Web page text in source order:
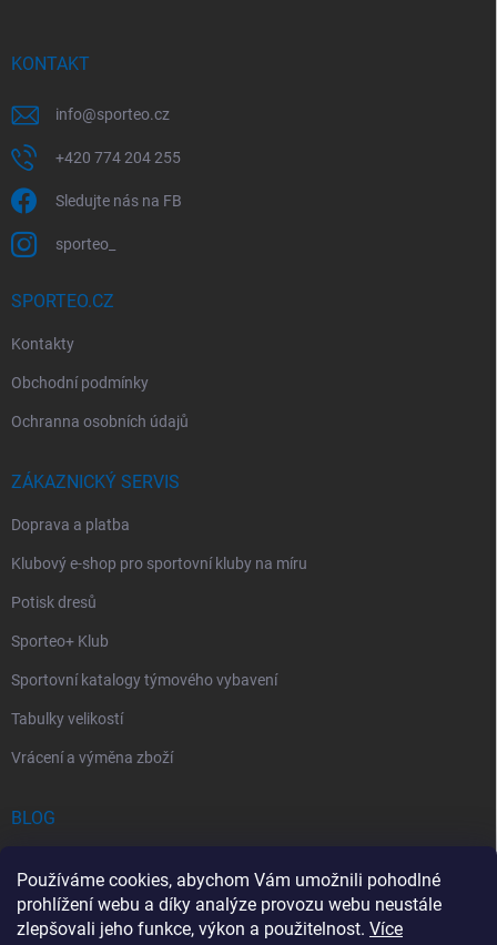
Používáme cookies, abychom Vám umožnili pohodlné
prohlížení webu a díky analýze provozu webu neustále
zlepšovali jeho funkce, výkon a použitelnost. Více
KONTAKT
info@sporteo.cz
+420 774 204 255
Sledujte nás na FB
sporteo_
SPORTEO.CZ
Kontakty
Obchodní podmínky
Ochranna osobních údajů
ZÁKAZNICKÝ SERVIS
Doprava a platba
Klubový e-shop pro sportovní kluby na míru
Potisk dresů
Sporteo+ Klub
Sportovní katalogy týmového vybavení
Tabulky velikostí
Vrácení a výměna zboží
BLOG
Povinný obsah autolékárničky v roce 2026: co musí obsahovat a na
co si dát pozor